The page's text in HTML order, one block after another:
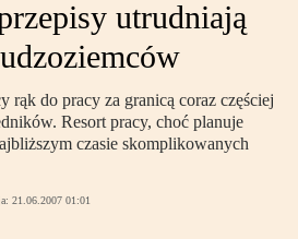
utrudniają
rąk do pracy za granicą coraz częściej
Resort pracy, choć planuje
czasie skomplikowanych
21.06.2007 01:01